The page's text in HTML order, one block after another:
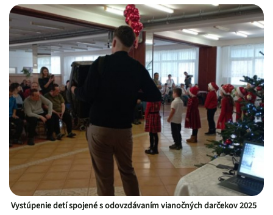
Vystúpenie detí spojené s odovzdávaním vianočných darčekov 2025